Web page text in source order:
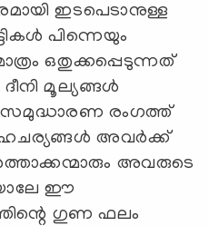
ഇടപെടാനുള്ള
പിന്നെയും
ഒതുക്കപ്പെടുന്നത്
മൂല്യങ്ങള്‍
രംഗത്ത്
അവര്‍ക്ക്
അവരുടെ
ഈ
ഗുണ ഫലം